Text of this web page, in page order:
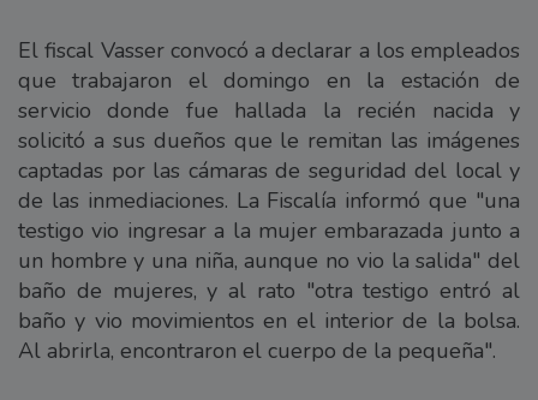
El fiscal Vasser convocó a declarar a los empleados
que trabajaron el domingo en la estación de
servicio donde fue hallada la recién nacida y
solicitó a sus dueños que le remitan las imágenes
captadas por las cámaras de seguridad del local y
de las inmediaciones. La Fiscalía informó que "una
testigo vio ingresar a la mujer embarazada junto a
un hombre y una niña, aunque no vio la salida" del
baño de mujeres, y al rato "otra testigo entró al
baño y vio movimientos en el interior de la bolsa.
Al abrirla, encontraron el cuerpo de la pequeña".